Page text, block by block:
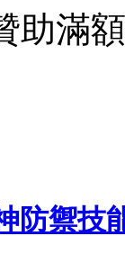
助滿
防禦技